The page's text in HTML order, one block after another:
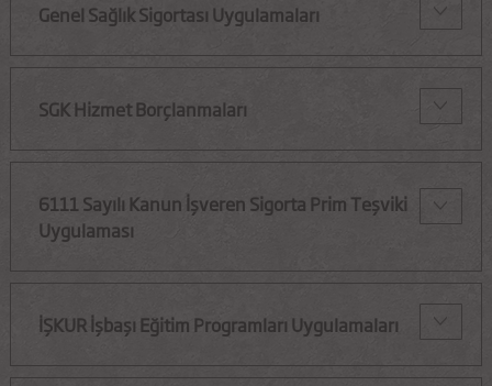
Genel Sağlık Sigortası Uygulamaları
SGK Hizmet Borçlanmaları
6111 Sayılı Kanun İşveren Sigorta Prim Teşviki
Uygulaması
İŞKUR İşbaşı Eğitim Programları Uygulamaları